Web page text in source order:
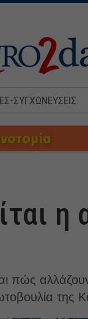
ΣΥΓΧΩΝΕΥΣΕΙΣ
η
πώς
της